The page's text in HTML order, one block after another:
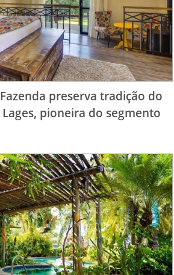
preserva tradição do
pioneira do segmento